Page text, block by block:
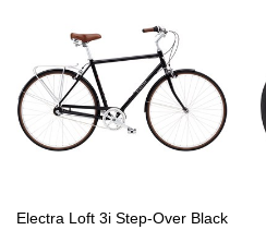
Electra Loft 3i Step-Over Black